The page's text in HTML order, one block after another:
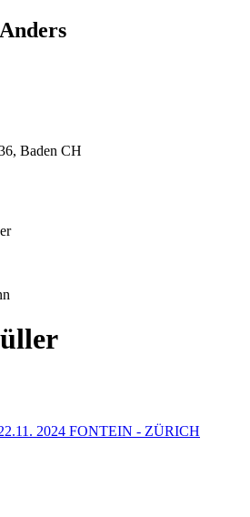
Baden CH
2024 FONTEIN - ZÜRICH